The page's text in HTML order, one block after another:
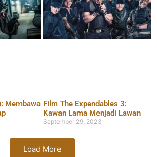
Membawa Film The Expendables 3:
Kawan Lama Menjadi Lawan
September 29, 2023
Load More